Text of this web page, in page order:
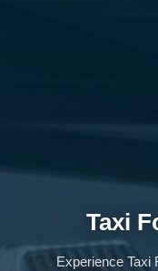
Taxi
Experience Taxi